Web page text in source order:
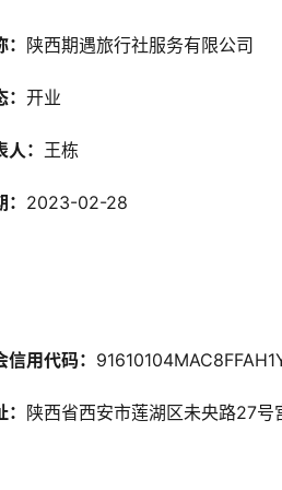
陕西期遇旅行社服务有限公司
开业
： 王栋
2023-02-28
用代码：
陕西省西安市莲湖区未央路27